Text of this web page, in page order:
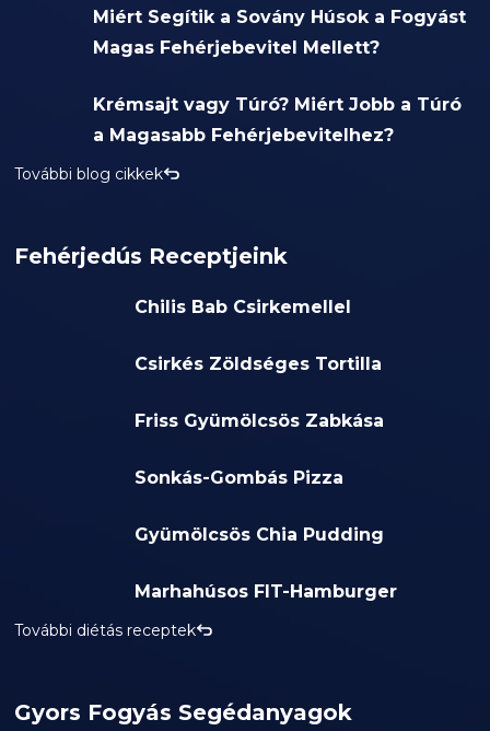
Miért Segítik a Sovány Húsok a Fogyást
Magas Fehérjebevitel Mellett?
Krémsajt vagy Túró? Miért Jobb a Túró
a Magasabb Fehérjebevitelhez?
További blog cikkek
Fehérjedús Receptjeink
Chilis Bab Csirkemellel
Csirkés Zöldséges Tortilla
Friss Gyümölcsös Zabkása
Sonkás-Gombás Pizza
Gyümölcsös Chia Pudding
Marhahúsos FIT-Hamburger
További diétás receptek
Gyors Fogyás Segédanyagok